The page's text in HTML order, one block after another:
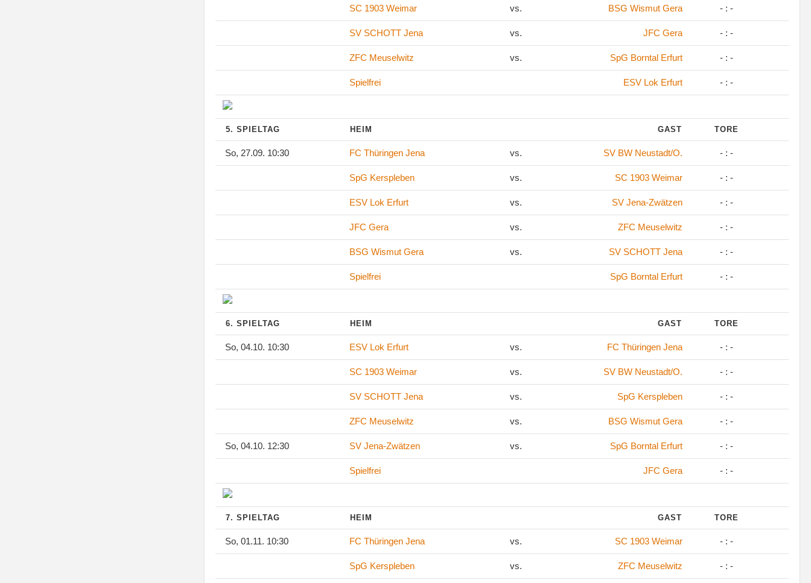
SC 1903 Weimar vs. BSG Wismut Gera - : -
SV SCHOTT Jena vs. JFC Gera - : -
ZFC Meuselwitz vs. SpG Borntal Erfurt - : -
Spielfrei ESV Lok Erfurt - : -
5. SPIELTAG HEIM GAST TORE
So, 27.09. 10:30 FC Thüringen Jena vs. SV BW Neustadt/O. - : -
SpG Kerspleben vs. SC 1903 Weimar - : -
ESV Lok Erfurt vs. SV Jena-Zwätzen - : -
JFC Gera vs. ZFC Meuselwitz - : -
BSG Wismut Gera vs. SV SCHOTT Jena - : -
Spielfrei SpG Borntal Erfurt - : -
6. SPIELTAG HEIM GAST TORE
So, 04.10. 10:30 ESV Lok Erfurt vs. FC Thüringen Jena - : -
SC 1903 Weimar vs. SV BW Neustadt/O. - : -
SV SCHOTT Jena vs. SpG Kerspleben - : -
ZFC Meuselwitz vs. BSG Wismut Gera - : -
So, 04.10. 12:30 SV Jena-Zwätzen vs. SpG Borntal Erfurt - : -
Spielfrei JFC Gera - : -
7. SPIELTAG HEIM GAST TORE
So, 01.11. 10:30 FC Thüringen Jena vs. SC 1903 Weimar - : -
SpG Kerspleben vs. ZFC Meuselwitz - : -